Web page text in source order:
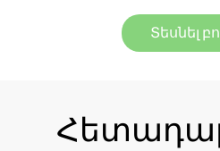
Տեսնել